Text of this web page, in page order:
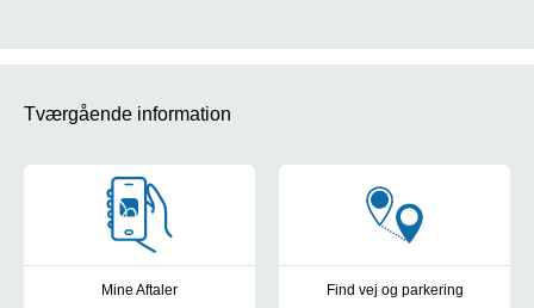
Tværgående information
Mine Aftaler Find vej og parkering